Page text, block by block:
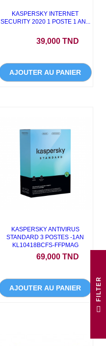
KASPERSKY INTERNET
SECURITY 2020 1 POSTE 1 AN...
39,000 TND
AJOUTER AU PANIER
KASPERSKY ANTIVIRUS
STANDARD 3 POSTES -1AN
KL10418BCFS-FFPMAG
69,000 TND
AJOUTER AU PANIER R